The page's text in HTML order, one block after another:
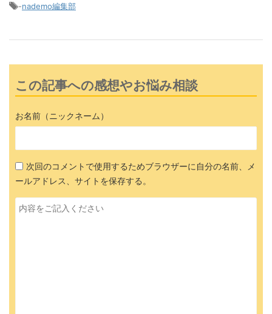
-nademo編集部
この記事への感想やお悩み相談
お名前（ニックネーム）
次回のコメントで使用するためブラウザーに自分の名前、メ
ールアドレス、サイトを保存する。